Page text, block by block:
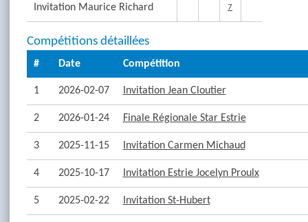
Invitation Maurice Richard 7
Compétitions détaillées
# Date Compétition
1 2026-02-07 Invitation Jean Cloutier
2 2026-01-24 Finale Régionale Star Estrie
3 2025-11-15 Invitation Carmen Michaud
4 2025-10-17 Invitation Estrie Jocelyn Proulx
5 2025-02-22 Invitation St-Hubert